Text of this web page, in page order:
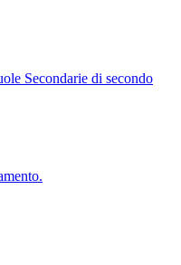
Secondarie di secondo